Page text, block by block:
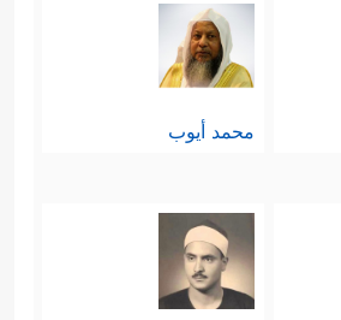
محمد أيوب